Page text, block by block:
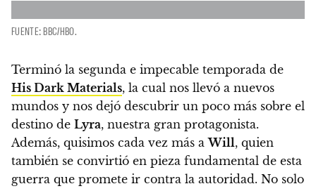
FUENTE: BBC/HBO.
Terminó la segunda e impecable temporada de
His Dark Materials, la cual nos llevó a nuevos
mundos y nos dejó descubrir un poco más sobre el
destino de Lyra, nuestra gran protagonista.
Además, quisimos cada vez más aWill, quien
también se convirtió en pieza fundamental de esta
guerra que promete ir contra la autoridad. No solo